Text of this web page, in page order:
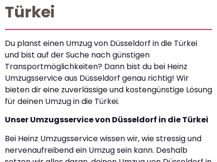
Türkei
Du planst einen Umzug von Düsseldorf in die Türkei
und bist auf der Suche nach günstigen
Transportmöglichkeiten? Dann bist du bei Heinz
Umzugsservice aus Düsseldorf genau richtig! Wir
bieten dir eine zuverlässige und kostengünstige Lösung
für deinen Umzug in die Türkei.
Unser Umzugsservice von Düsseldorf in die Türkei
Bei Heinz Umzugsservice wissen wir, wie stressig und
nervenaufreibend ein Umzug sein kann. Deshalb